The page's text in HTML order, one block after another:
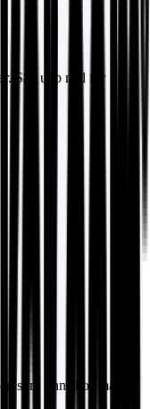
Sätt upp mål för
som finns hos många